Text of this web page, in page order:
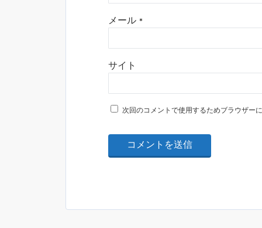
メール *
サイト
次回のコメントで使用するためブラウザー